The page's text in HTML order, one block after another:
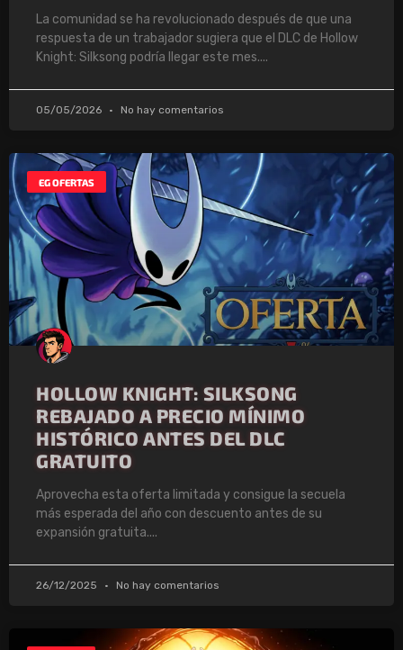
La comunidad se ha revolucionado después de que una
respuesta de un trabajador sugiera que el DLC de Hollow
Knight: Silksong podría llegar este mes.
05/05/2026 No hay comentarios
EG OFERTAS
HOLLOW KNIGHT: SILKSONG
REBAJADO A PRECIO MÍNIMO
HISTÓRICO ANTES DEL DLC
GRATUITO
Aprovecha esta oferta limitada y consigue la secuela
más esperada del año con descuento antes de su
expansión gratuita.
26/12/2025 No hay comentarios